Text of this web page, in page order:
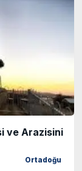
ve Arazisini
Ortadoğu